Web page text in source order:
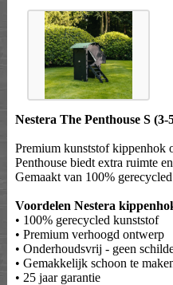
Nestera The Penthouse S
Premium kunststof kippenhok
Penthouse biedt extra ruimte
Gemaakt van 100%
Voordelen Nestera
• 100% gerecycled kunststof
• Premium verhoogd ontwerp
• Onderhoudsvrij - geen
• Gemakkelijk schoon te
• 25 jaar garantie